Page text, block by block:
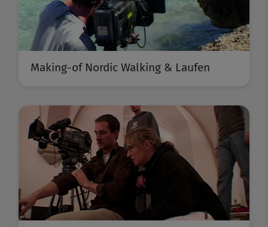
Making-of Nordic Walking & Laufen